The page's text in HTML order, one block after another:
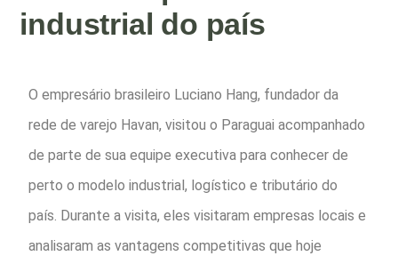
industrial do país
O empresário brasileiro Luciano Hang, fundador da
rede de varejo Havan, visitou o Paraguai acompanhado
de parte de sua equipe executiva para conhecer de
perto o modelo industrial, logístico e tributário do
país. Durante a visita, eles visitaram empresas locais e
analisaram as vantagens competitivas que hoje